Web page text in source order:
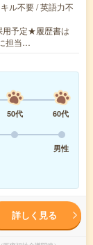
ル不要 / 英語力不
用予定★履歴書は
担当…
50代
60代
男性
詳しく見る